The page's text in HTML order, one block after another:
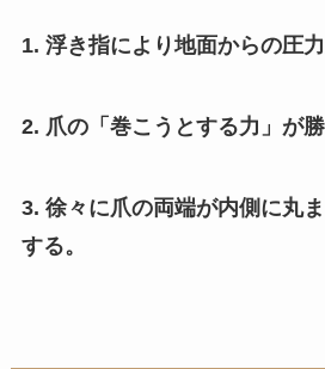
1. 浮き指により地面からの圧力
2. 爪の「巻こうとする力」が勝
3. 徐々に爪の両端が内側に丸
する。